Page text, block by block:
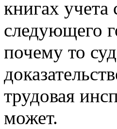
книгах
следующего
почему то
трудовая
может.